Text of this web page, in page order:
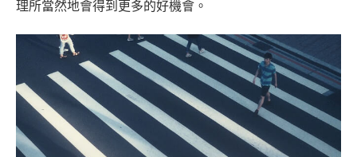
理所當然地會得到更多的好機會。